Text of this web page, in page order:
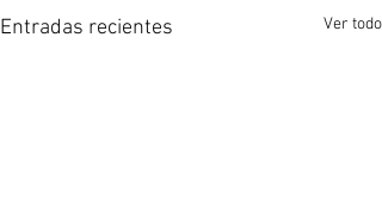
Entradas recientes Ver todo